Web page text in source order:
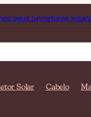
solares favoritos.
Solar Cabelo